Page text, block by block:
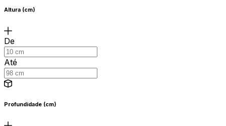
Altura (cm)
De
Até
Profundidade (cm)